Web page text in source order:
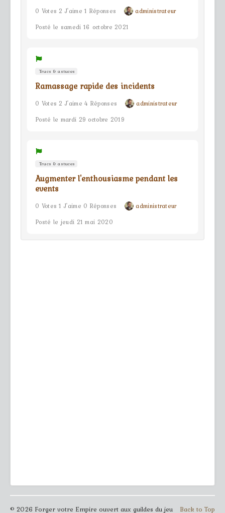
0 Votes 2 J'aime 1 Réponses
administrateur
Posté le samedi 16 octobre 2021
Trucs & astuces
Ramassage rapide des incidents
0 Votes 2 J'aime 4 Réponses
administrateur
Posté le mardi 29 octobre 2019
Trucs & astuces
Augmenter l'enthousiasme pendant les
events
0 Votes 1 J'aime 0 Réponses
administrateur
Posté le jeudi 21 mai 2020
Back to Top
© 2026 Forger votre Empire ouvert aux guildes du jeu